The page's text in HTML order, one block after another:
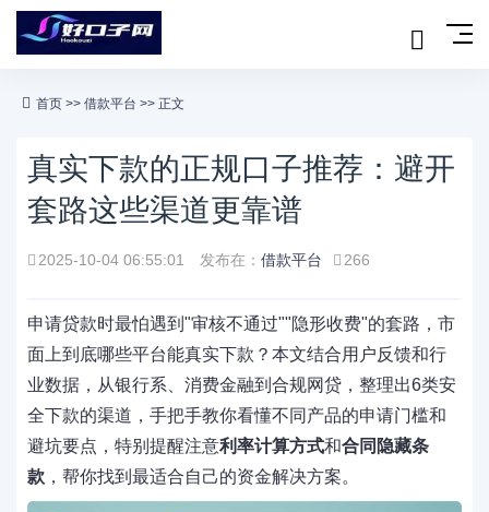
首页 >> 借款平台 >> 正文
真实下款的正规口子推荐：避开
套路这些渠道更靠谱
2025-10-04 06:55:01 发布在： 借款平台 266
申请贷款时最怕遇到"审核不通过""隐形收费"的套路，市
面上到底哪些平台能真实下款？本文结合用户反馈和行
业数据，从银行系、消费金融到合规网贷，整理出6类安
全下款的渠道，手把手教你看懂不同产品的申请门槛和
避坑要点，特别提醒注意利率计算方式和合同隐藏条
款 ，帮你找到最适合自己的资金解决方案。